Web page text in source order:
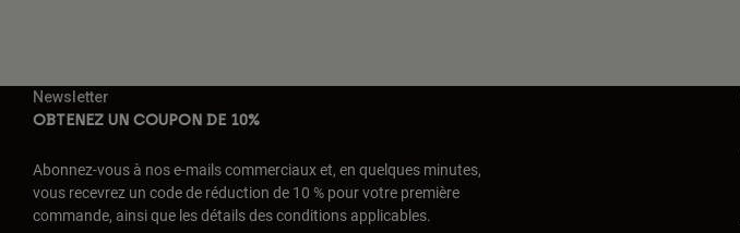
Newsletter
OBTENEZ UN COUPON DE 10%
Abonnez-vous à nos e-mails commerciaux et, en quelques minutes,
vous recevrez un code de réduction de 10 % pour votre première
commande, ainsi que les détails des conditions applicables.